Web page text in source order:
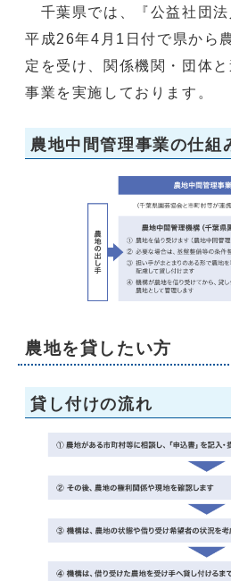
千葉県では、『公益社団法
平成26年4月1日付で県から
定を受け、関係機関・団体
事業を実施しております。
農地中間管理事業の仕組
農地を貸したい方
貸し付けの流れ